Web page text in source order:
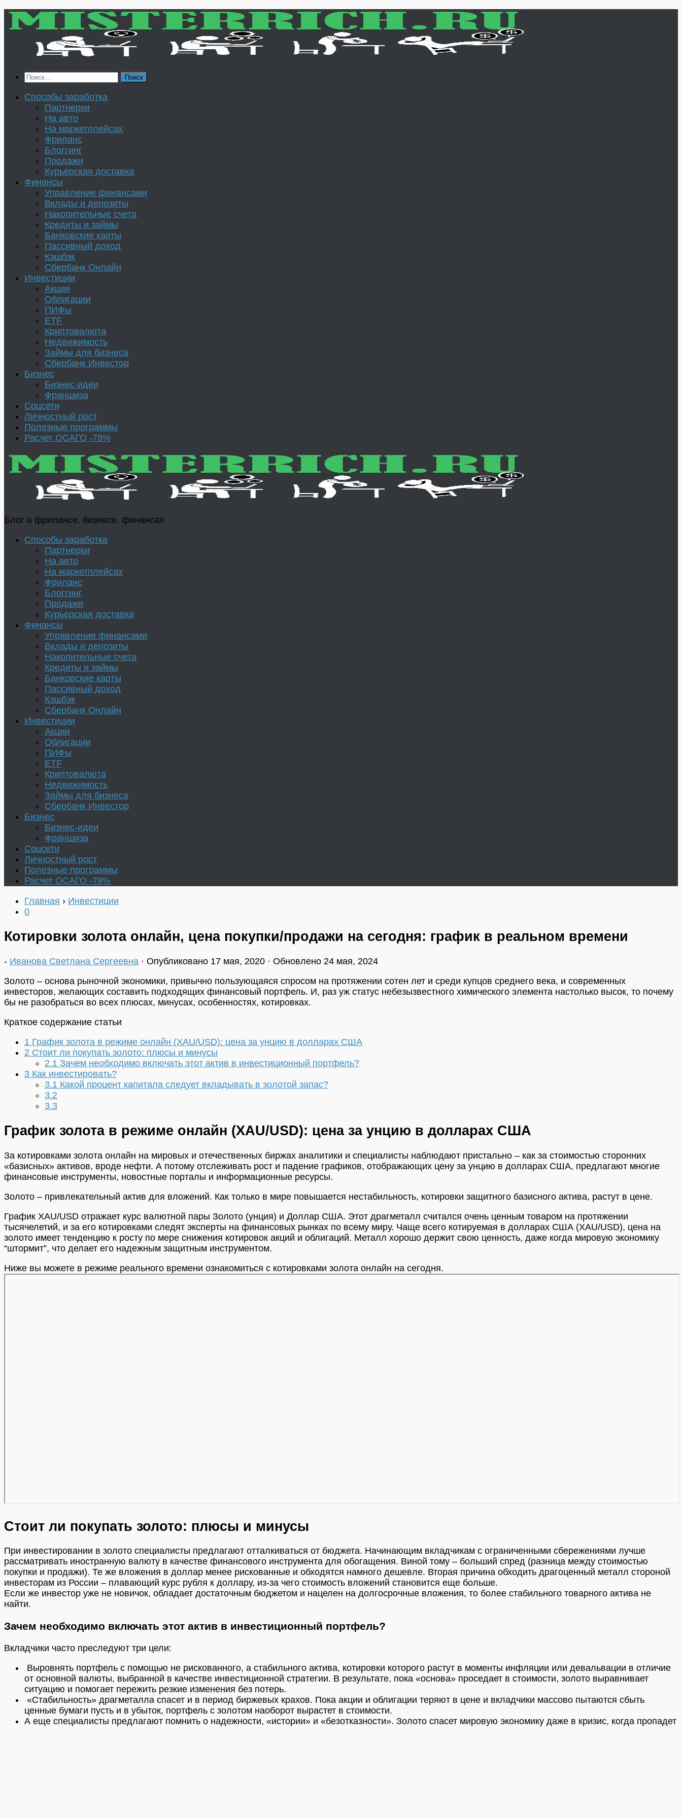
Перейти
Найти:
Способы заработка
Партнерки
На авто
На маркетплейсах
Фриланс
Блоггинг
Продажи
Курьерская доставка
Финансы
Управление финансами
Вклады и депозиты
Накопительные счета
Кредиты и займы
Банковские карты
Пассивный доход
Кэшбэк
Сбербанк Онлайн
Инвестиции
Акции
Облигации
ПИФы
ETF
Криптовалюта
Недвижимость
Займы для бизнеса
Сбербанк Инвестор
Бизнес
Бизнес-идеи
Франшиза
Соцсети
Личностный рост
Полезные программы
Расчет ОСАГО -78%
Блог о фрилансе, бизнесе, финансах
Способы заработка
Партнерки
На авто
На маркетплейсах
Фриланс
Блоггинг
Продажи
Курьерская доставка
Финансы
Управление финансами
Вклады и депозиты
Накопительные счета
Кредиты и займы
Банковские карты
Пассивный доход
Кэшбэк
Сбербанк Онлайн
Инвестиции
Акции
Облигации
ПИФы
ETF
Криптовалюта
Недвижимость
Займы для бизнеса
Сбербанк Инвестор
Бизнес
Бизнес-идеи
Франшиза
Соцсети
Личностный рост
Полезные программы
Расчет ОСАГО -78%
Главная › Инвестиции
0
Котировки золота онлайн, цена покупки/продажи на сегодня: график в реальном времени
- Иванова Светлана Сергеевна · Опубликовано 17 мая, 2020 · Обновлено 24 мая, 2024
Золото – основа рыночной экономики, привычно пользующаяся спросом на протяжении сотен лет и среди купцов среднего века, и современных
инвесторов, желающих составить подходящих финансовый портфель. И, раз уж статус небезызвестного химического элемента настолько высок, то почему
бы не разобраться во всех плюсах, минусах, особенностях, котировках.
Краткое содержание статьи
1 График золота в режиме онлайн (XAU/USD): цена за унцию в долларах США
2 Стоит ли покупать золото: плюсы и минусы
2.1 Зачем необходимо включать этот актив в инвестиционный портфель?
3 Как инвестировать?
3.1 Какой процент капитала следует вкладывать в золотой запас?
3.2
3.3
График золота в режиме онлайн (XAU/USD): цена за унцию в долларах США
За котировками золота онлайн на мировых и отечественных биржах аналитики и специалисты наблюдают пристально – как за стоимостью сторонних
«базисных» активов, вроде нефти. А потому отслеживать рост и падение графиков, отображающих цену за унцию в долларах США, предлагают многие
финансовые инструменты, новостные порталы и информационные ресурсы.
Золото – привлекательный актив для вложений. Как только в мире повышается нестабильность, котировки защитного базисного актива, растут в цене.
График XAU/USD отражает курс валютной пары Золото (унция) и Доллар США. Этот драгметалл считался очень ценным товаром на протяжении
тысячелетий, и за его котировками следят эксперты на финансовых рынках по всему миру. Чаще всего котируемая в долларах США (XAU/USD), цена на
золото имеет тенденцию к росту по мере снижения котировок акций и облигаций. Металл хорошо держит свою ценность, даже когда мировую экономику
“штормит”, что делает его надежным защитным инструментом.
Ниже вы можете в режиме реального времени ознакомиться с котировками золота онлайн на сегодня.
Стоит ли покупать золото: плюсы и минусы
При инвестировании в золото специалисты предлагают отталкиваться от бюджета. Начинающим вкладчикам с ограниченными сбережениями лучше
рассматривать иностранную валюту в качестве финансового инструмента для обогащения. Виной тому – больший спред (разница между стоимостью
покупки и продажи). Те же вложения в доллар менее рискованные и обходятся намного дешевле. Вторая причина обходить драгоценный металл стороной
инвесторам из России – плавающий курс рубля к доллару, из-за чего стоимость вложений становится еще больше.
Если же инвестор уже не новичок, обладает достаточным бюджетом и нацелен на долгосрочные вложения, то более стабильного товарного актива не
найти.
Зачем необходимо включать этот актив в инвестиционный портфель?
Вкладчики часто преследуют три цели:
Выровнять портфель с помощью не рискованного, а стабильного актива, котировки которого растут в моменты инфляции или девальвации в отличие
от основной валюты, выбранной в качестве инвестиционной стратегии. В результате, пока «основа» проседает в стоимости, золото выравнивает
ситуацию и помогает пережить резкие изменения без потерь.
«Стабильность» драгметалла спасет и в период биржевых крахов. Пока акции и облигации теряют в цене и вкладчики массово пытаются сбыть
ценные бумаги пусть и в убыток, портфель с золотом наоборот вырастет в стоимости.
А еще специалисты предлагают помнить о надежности, «истории» и «безотказности». Золото спасет мировую экономику даже в кризис, когда пропадет